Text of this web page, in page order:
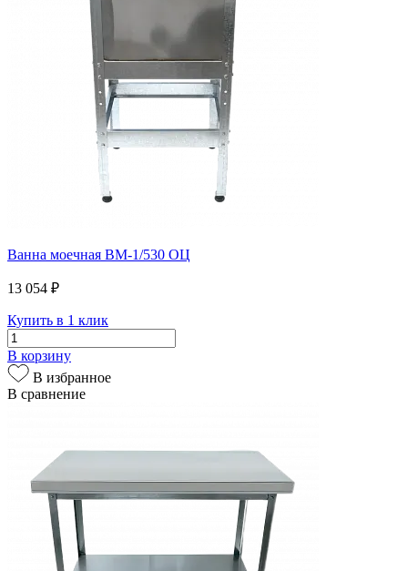
Ванна моечная ВМ-1/530 ОЦ
13 054 ₽
Купить в 1 клик
В корзину
В избранное
В сравнение